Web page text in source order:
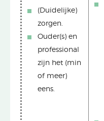
(Duidelijke)
zorgen.
Ouder(s) en
professional
zijn het (min
of meer)
eens.